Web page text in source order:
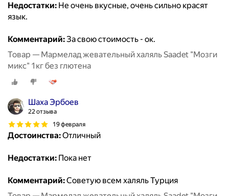
Недостатки: Не очень вкусные, очень сильно красят
язык.
Комментарий:За свою стоимость - ок.
Товар — Мармелад жевательный халяль Saadet "Мозги
микс" 1кг без глютена
Шаха Эрбоев
22 отзыва
19 февраля
Достоинства:Отличный
Недостатки: Пока нет
Комментарий:Советую всем халяль Турция